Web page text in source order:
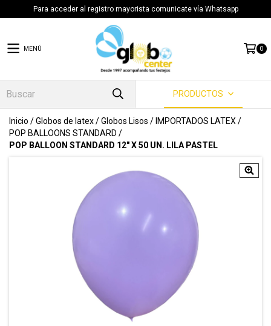
Para acceder al registro mayorista comunicate vía Whatsapp
MENÚ 0
PRODUCTOS
Inicio /Globos de latex/Globos Lisos / IMPORTADOS LATEX /
POP BALLOONS STANDARD /
POP BALLOON STANDARD 12" X 50 UN. LILA PASTEL